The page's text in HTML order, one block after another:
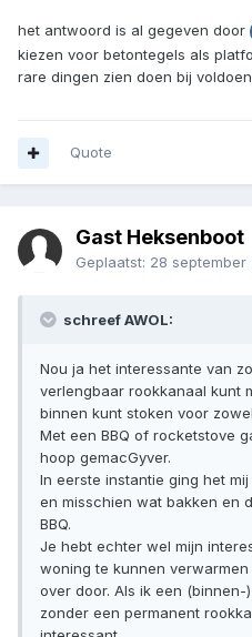
het antwoord is al gegeven door
kiezen voor betontegels als
rare dingen zien doen bij
Quote
Gast Heksenboot
Geplaatst: 28 september
schreef AWOL:
Nou ja het interessante van
verlengbaar rookkanaal kunt
binnen kunt stoken voor
Met een BBQ of rocketstove
hoop gemacGyver.
In eerste instantie ging het
en misschien wat bakken en
BBQ.
Je hebt echter wel mijn
woning te kunnen
over door. Als ik een
zonder een permanent